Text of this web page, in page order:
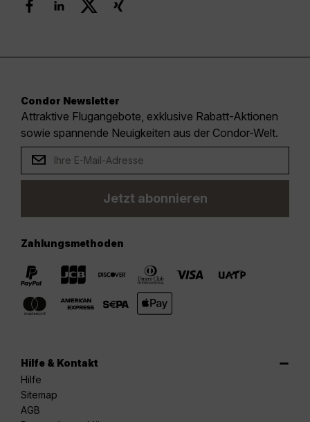
Condor Newsletter
Attraktive Flugangebote, exklusive Rabatt-Aktionen
sowie spannende Neuigkeiten aus der Condor-Welt.
Jetzt abonnieren
Zahlungsmethoden
Hilfe & Kontakt
Hilfe
Sitemap
AGB